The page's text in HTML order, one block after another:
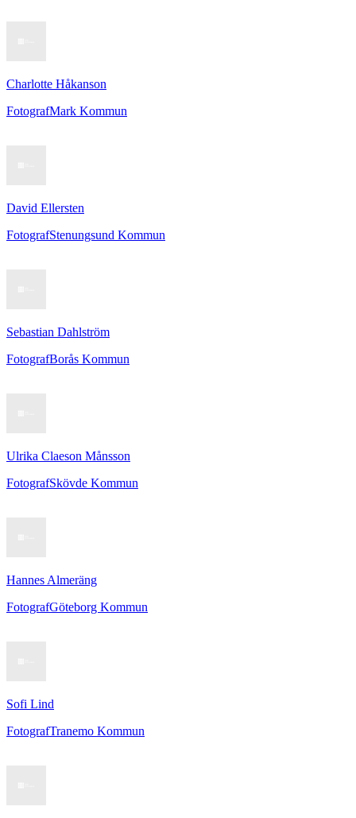
Charlotte Håkanson
FotografMark Kommun
David Ellersten
FotografStenungsund Kommun
Sebastian Dahlström
FotografBorås Kommun
Ulrika Claeson Månsson
FotografSkövde Kommun
Hannes Almeräng
FotografGöteborg Kommun
Sofi Lind
FotografTranemo Kommun